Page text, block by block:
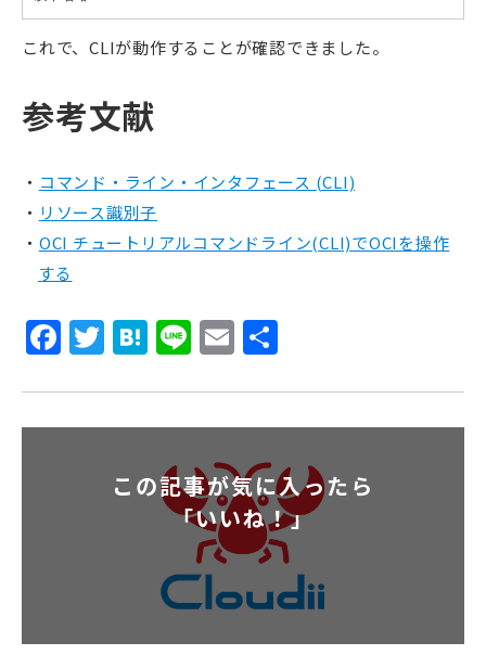
これで、CLIが動作することが確認できました。
参考文献
コマンド・ライン・インタフェース (CLI)
リソース識別子
OCI チュートリアルコマンドライン(CLI)でOCIを操作
する
Facebook
Twitter
Hatena
LineEmail
この記事が気に入ったら
「いいね！」